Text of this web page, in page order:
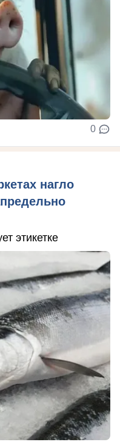
0
нагло
этикетке